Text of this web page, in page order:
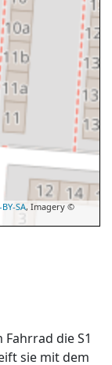
BY-SA, Imagery ©
die S1
sie mit dem